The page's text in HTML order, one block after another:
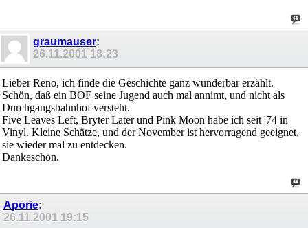
graumauser:
26.11.2001 18:23
Lieber Reno, ich finde die Geschichte ganz wunderbar erzählt.
Schön, daß ein BOF seine Jugend auch mal annimt, und nicht als
Durchgangsbahnhof versteht.
Five Leaves Left, Bryter Later und Pink Moon habe ich seit '74 in
Vinyl. Kleine Schätze, und der November ist hervorragend geeignet,
sie wieder mal zu entdecken.
Dankeschön.
Aporie:
26.11.2001 19:15